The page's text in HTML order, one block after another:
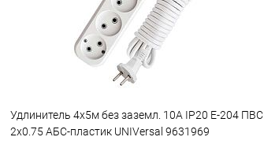
В наличии
Удлинитель 4х5м без заземл. 10А IP20 Е-204 ПВС
2х0.75 АБС-пластик UNIVersal 9631969